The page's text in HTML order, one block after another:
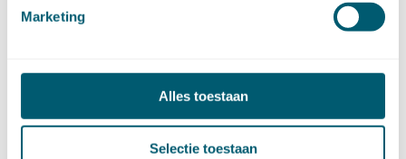
Marketing
Alles toestaan
Selectie toestaan
september (12)
april (13)